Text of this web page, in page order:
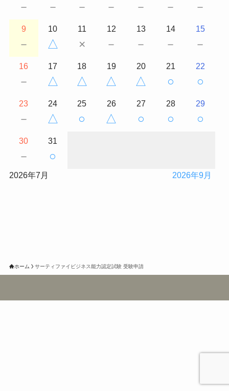
－ － － － － － －
9
－
10
△
11
×
12
－
13
－
14
－
15
－
16
－
17
△
18
△
19
△
20
△
21
○
22
○
23
－
24
△
25
○
26
△
27
○
28
○
29
○
30
－
31
○
2026年7月 2026年9月
ホーム サーティファイビジネス能力認定試験 受験申請